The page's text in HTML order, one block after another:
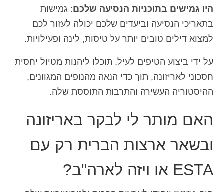
היו גמישים בתוכניות הנסיעה שלכם: גמישות
בתאריכי הנסיעה וביעדים שלכם יכולה לעזור לכם
למצוא דילים טובים יותר על טיסות, לינה ופעילויות.
על ידי ביצוע הטיפים לעיל, תוכלו ליהנות מטיול יחסית
חסכוני לאריזונה, תוך כדי הנאה מהנופים המגוונים,
ההיסטוריה העשירה והתרבות התוססת שלה.
האם מותר לי לבקר באריזונה
ובשאר ארצות הברית רק עם
ESTA או ויזה לארה"ב?